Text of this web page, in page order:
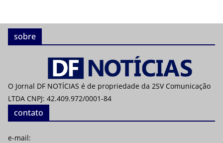
sobre
O Jornal DF NOTÍCIAS é de propriedade da 2SV Comunicação
LTDA CNPJ: 42.409.972/0001-84
contato
e-mail: